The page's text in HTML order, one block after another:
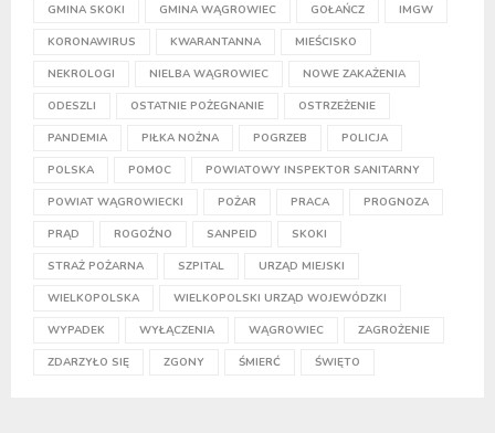
GMINA SKOKI GMINA WĄGROWIEC GOŁAŃCZ IMGW
KORONAWIRUS KWARANTANNA MIEŚCISKO
NEKROLOGI NIELBA WĄGROWIEC NOWE ZAKAŻENIA
ODESZLI OSTATNIE POŻEGNANIE OSTRZEŻENIE
PANDEMIA PIŁKA NOŻNA POGRZEB POLICJA
POLSKA POMOC POWIATOWY INSPEKTOR SANITARNY
POWIAT WĄGROWIECKI POŻAR PRACA PROGNOZA
PRĄD ROGOŹNO SANPEID SKOKI
STRAŻ POŻARNA SZPITAL URZĄD MIEJSKI
WIELKOPOLSKA WIELKOPOLSKI URZĄD WOJEWÓDZKI
WYPADEK WYŁĄCZENIA WĄGROWIEC ZAGROŻENIE
ZDARZYŁO SIĘ ZGONY ŚMIERĆ ŚWIĘTO